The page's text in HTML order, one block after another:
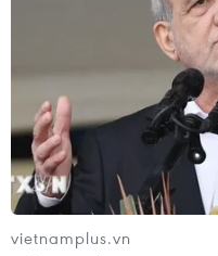
vietnamplus.vn